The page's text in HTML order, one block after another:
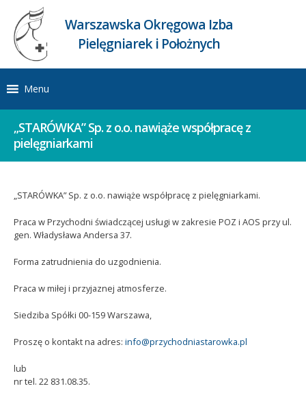
Warszawska Okręgowa Izba
Pielęgniarek i Położnych
Menu
„STARÓWKA” Sp. z o.o. nawiąże współpracę z
pielęgniarkami
„STARÓWKA” Sp. z o.o. nawiąże współpracę z pielęgniarkami.
Praca w Przychodni świadczącej usługi w zakresie POZ i AOS przy ul.
gen. Władysława Andersa 37.
Forma zatrudnienia do uzgodnienia.
Praca w miłej i przyjaznej atmosferze.
Siedziba Spółki 00-159 Warszawa,
Proszę o kontakt na adres: info@przychodniastarowka.pl
lub
nr tel. 22 831.08.35.